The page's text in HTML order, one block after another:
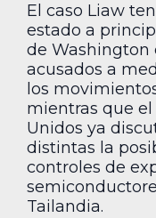
El caso Liaw
estado a
de Washington
acusados a
los
mientras que
Unidos ya
distintas la
controles de
Tailandia.